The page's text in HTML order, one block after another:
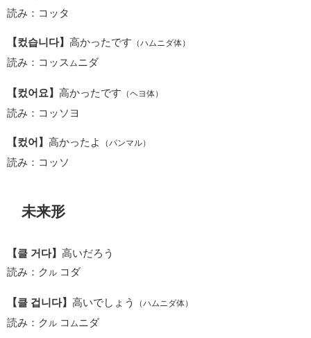
読み：コッタ
【컸습니다】 高かったです （ハムニダ体）
読み：コッス ム ニダ
【컸어요】 高かったです （ヘヨ体）
読み：コッソヨ
【컸어】 高かったよ （パンマル）
読み：コッソ
未来形
【클 거다】 高いだろう
読み：ク ル コダ
【클 겁니다】 高いでしょう （ハムニダ体）
読み：ク ル コ ムニダ